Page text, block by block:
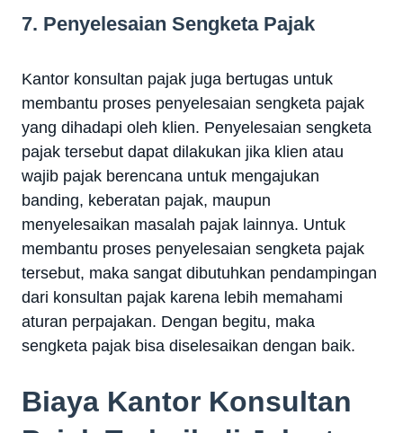
7. Penyelesaian Sengketa Pajak
Kantor konsultan pajak juga bertugas untuk
membantu proses penyelesaian sengketa pajak
yang dihadapi oleh klien. Penyelesaian sengketa
pajak tersebut dapat dilakukan jika klien atau
wajib pajak berencana untuk mengajukan
banding, keberatan pajak, maupun
menyelesaikan masalah pajak lainnya. Untuk
membantu proses penyelesaian sengketa pajak
tersebut, maka sangat dibutuhkan pendampingan
dari konsultan pajak karena lebih memahami
aturan perpajakan. Dengan begitu, maka
sengketa pajak bisa diselesaikan dengan baik.
Biaya Kantor Konsultan